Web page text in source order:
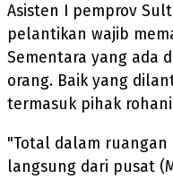
Asisten I pemprov
pelantikan wajib
Sementara yang ada
orang. Baik yang
termasuk pihak
"Total dalam
langsung dari pusat